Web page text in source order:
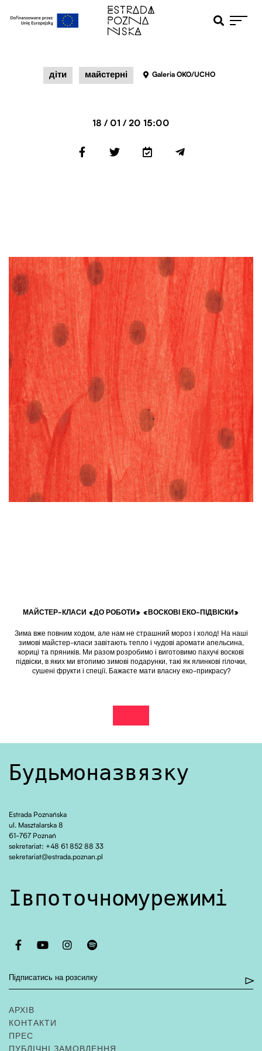
Otwiera pole
діти майстерні Galeria OKO/UCHO
18 / 01 / 20 15:00
МАЙСТЕР-КЛАСИ «ДО РОБОТИ» «ВОСКОВІ ЕКО-ПІДВІСКИ»
Зима вже повним ходом, але нам не страшний мороз і холод! На наші
зимові майстер-класи завітають тепло і чудові аромати апельсина,
кориці та пряників. Ми разом розробимо і виготовимо пахучі воскові
підвіски, в яких ми втопимо зимові подарунки, такі як ялинкові гілочки,
сушені фрукти і спеції. Бажаєте мати власну еко-прикрасу?
Будьмо на зв’язку!
Estrada Poznańska
ul. Masztalarska 8
61-767 Poznań
sekretariat: +48 61 852 88 33
sekretariat@estrada.poznan.pl
І в поточному режимі
Otwiera stronę w nowej karcie
Otwiera stronę w nowej karcie
Otwiera stronę w nowej karcie
Otwiera stronę w nowej karcie
Підписатись на розсилку
АРХІВ
КОНТАКТИ
ПРЕС
ПУБЛІЧНІ ЗАМОВЛЕННЯ